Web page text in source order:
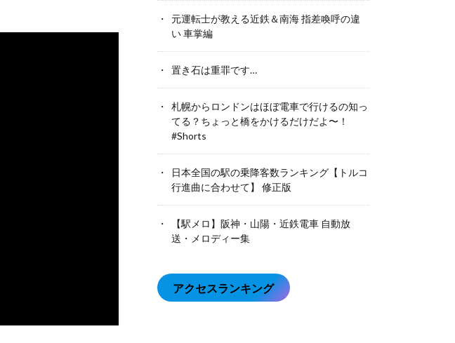
元運転士が教える近鉄＆南海 指差喚呼の違
い 車掌編
置き石は重罪です…
札幌からロンドンはほぼ電車で行けるの知っ
てる？ちょっと橋をかけるだけだよ〜！
#Shorts
日本全国の駅の乗降客数ランキング【トルコ
行進曲に合わせて】 修正版
【駅メロ】阪神・山陽・近鉄電車 自動放
送・メロディー集
アクセスランキング